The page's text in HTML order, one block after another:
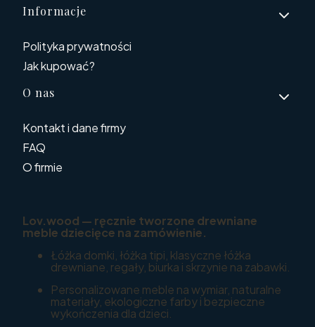
Informacje
Polityka prywatności
Jak kupować?
O nas
Kontakt i dane firmy
FAQ
O firmie
Lov.wood — ręcznie tworzone drewniane
meble dziecięce na zamówienie.
Łóżka domki, łóżka tipi, klasyczne łóżka
drewniane, regały, biurka i skrzynie na zabawki.
Personalizowane meble na wymiar, naturalne
materiały, ekologiczne farby i bezpieczne
wykończenia dla dzieci.